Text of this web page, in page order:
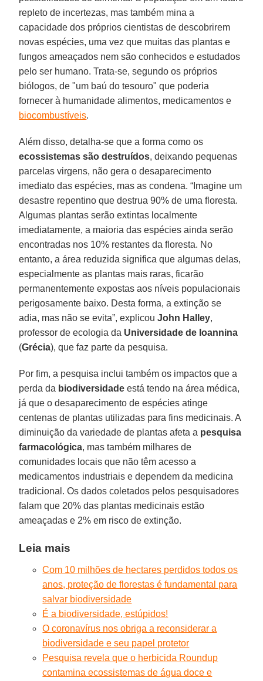
repleto de incertezas, mas também mina a
capacidade dos próprios cientistas de descobrirem
novas espécies, uma vez que muitas das plantas e
fungos ameaçados nem são conhecidos e estudados
pelo ser humano. Trata-se, segundo os próprios
biólogos, de "um baú do tesouro" que poderia
fornecer à humanidade alimentos, medicamentos e
biocombustíveis.
Além disso, detalha-se que a forma como os
ecossistemas são destruídos, deixando pequenas
parcelas virgens, não gera o desaparecimento
imediato das espécies, mas as condena. “Imagine um
desastre repentino que destrua 90% de uma floresta.
Algumas plantas serão extintas localmente
imediatamente, a maioria das espécies ainda serão
encontradas nos 10% restantes da floresta. No
entanto, a área reduzida significa que algumas delas,
especialmente as plantas mais raras, ficarão
permanentemente expostas aos níveis populacionais
perigosamente baixo. Desta forma, a extinção se
adia, mas não se evita”, explicouJohn Halley,
professor de ecologia da Universidade de Ioannina
(Grécia), que faz parte da pesquisa.
Por fim, a pesquisa inclui também os impactos que a
perda da biodiversidade está tendo na área médica,
já que o desaparecimento de espécies atinge
centenas de plantas utilizadas para fins medicinais. A
diminuição da variedade de plantas afeta a pesquisa
farmacológica, mas também milhares de
comunidades locais que não têm acesso a
medicamentos industriais e dependem da medicina
tradicional. Os dados coletados pelos pesquisadores
falam que 20% das plantas medicinais estão
ameaçadas e 2% em risco de extinção.
Leia mais
Com 10 milhões de hectares perdidos todos os
anos, proteção de florestas é fundamental para
salvar biodiversidade
É a biodiversidade, estúpidos!
O coronavírus nos obriga a reconsiderar a
biodiversidade e seu papel protetor
Pesquisa revela que o herbicida Roundup
contamina ecossistemas de água doce e